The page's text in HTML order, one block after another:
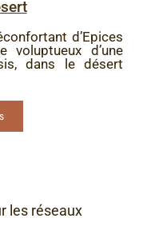
d’Epices
d’une
dans le désert
les réseaux